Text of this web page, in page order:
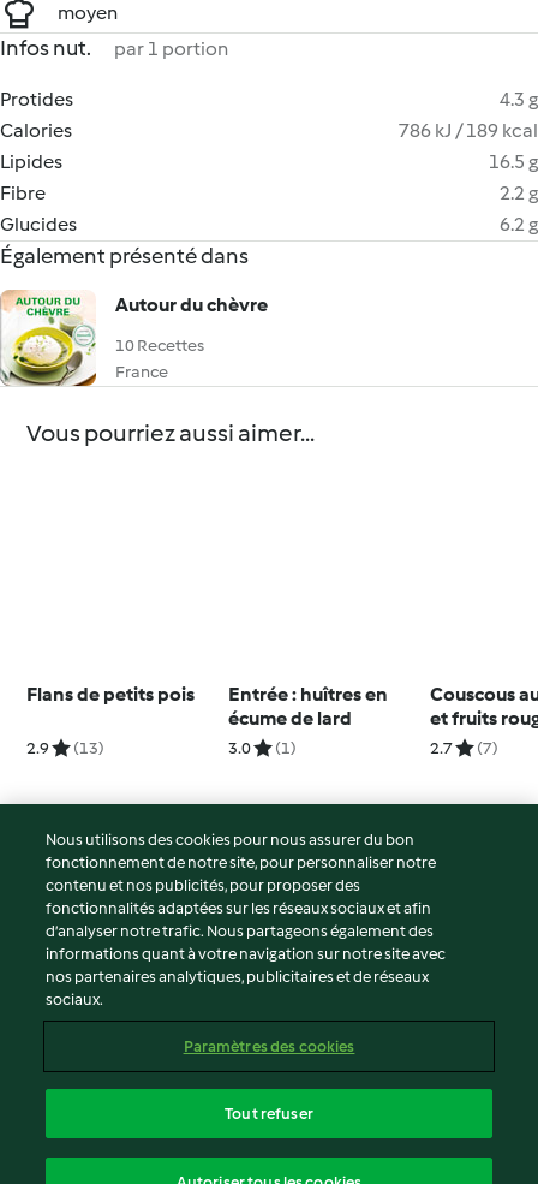
moyen
Infos nut. par 1 portion
Protides
4.3 g
Calories
786 kJ / 189 kcal
Lipides
16.5 g
Fibre
2.2 g
Glucides
6.2 g
Également présenté dans
Autour du chèvre
10 Recettes
France
Vous pourriez aussi aimer...
Flans de petits pois
2.9 (13)
Entrée : huîtres en
écume de lard
3.0 (1)
Couscous
et fruits
2.7 (7)
© Copyright 2026
Conditions d'utilisation
Politique de confidentialité
Non-responsabilité
Mentions légales
Contenu du rapport
Déclaration d'accessibilité
Nous utilisons des cookies pour nous assurer du bon
fonctionnement de notre site, pour personnaliser notre
contenu et nos publicités, pour proposer des
fonctionnalités adaptées sur les réseaux sociaux et afin
d’analyser notre trafic. Nous partageons également des
informations quant à votre navigation sur notre site avec
nos partenaires analytiques, publicitaires et de réseaux
sociaux.
Paramètres des cookies
Tout refuser